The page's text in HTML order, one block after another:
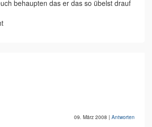
behaupten das er das so übelst drauf
09. März 2008 | Antworten